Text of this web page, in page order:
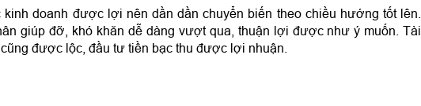
kinh doanh được lợi nên dần dần chuyển biến theo chiều hướng tốt lên.
giúp đỡ, khó khăn dễ dàng vượt qua, thuận lợi được như ý muốn. Tài
được lộc, đầu tư tiền bạc thu được lợi nhuận.